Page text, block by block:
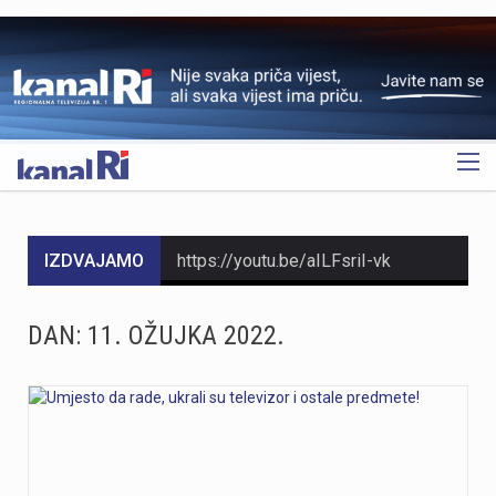
OGLAS
IZDVAJAMO https://youtu.be/aILFsriI-vk
DAN: 11. OŽUJKA 2022.